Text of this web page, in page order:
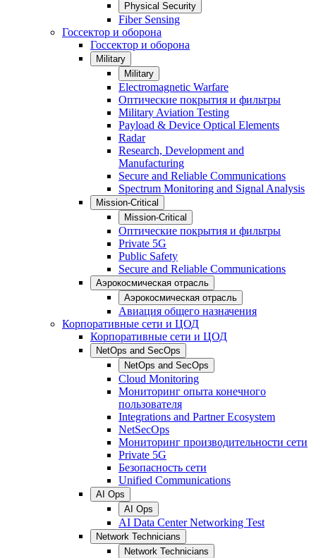
Physical Security
Fiber Sensing
Госсектор и оборона
Госсектор и оборона
Military
Military
Electromagnetic Warfare
Оптические покрытия и фильтры
Military Aviation Testing
Payload & Device Optical Elements
Radar
Research, Development and
Manufacturing
Secure and Reliable Communications
Spectrum Monitoring and Signal Analysis
Mission-Critical
Mission-Critical
Оптические покрытия и фильтры
Private 5G
Public Safety
Secure and Reliable Communications
Аэрокосмическая отрасль
Аэрокосмическая отрасль
Авиация общего назначения
Корпоративные сети и ЦОД
Корпоративные сети и ЦОД
NetOps and SecOps
NetOps and SecOps
Cloud Monitoring
Мониторинг опыта конечного
пользователя
Integrations and Partner Ecosystem
NetSecOps
Мониторинг производительности сети
Private 5G
Безопасность сети
Unified Communications
AI Ops
AI Ops
AI Data Center Networking Test
Network Technicians
Network Technicians